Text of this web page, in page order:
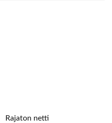
Rajaton netti